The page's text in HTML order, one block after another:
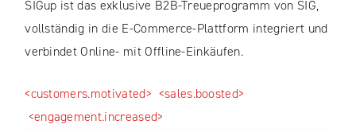
SIGup ist das exklusive B2B-Treueprogramm von SIG,
vollständig in die E-Commerce-Plattform integriert und
verbindet Online- mit Offline-Einkäufen.
<customers.motivated> <sales.boosted>
<engagement.increased>